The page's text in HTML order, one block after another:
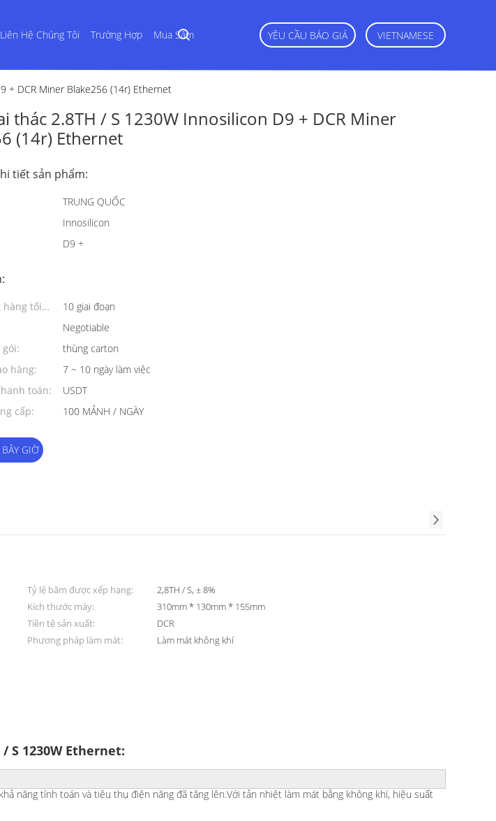
Liên Hệ Chúng Tôi Trường Hợp Mua Sắm YÊU CẦU BÁO GIÁ VIETNAMESE
+ DCR Miner Blake256 (14r) Ethernet
thác 2.8TH / S 1230W Innosilicon D9 + DCR Miner
(14r) Ethernet
tiết sản phẩm:
TRUNG QUỐC
Innosilicon
D9 +
hàng tối
10 giai đoạn
Negotiable
thùng carton
hàng:
7 ~ 10 ngày làm việc
toán:
USDT
cấp:
100 MẢNH / NGÀY
GIỜ
Tỷ lệ băm được xếp hạng:
2,8TH / S, ± 8%
Kích thước máy:
310mm * 130mm * 155mm
Tiền tệ sản xuất:
DCR
Phương pháp làm mát:
Làm mát không khí
S 1230W Ethernet:
năng tính toán và tiêu thụ điện năng đã tăng lên.Với tản nhiệt làm mát bằng không khí, hiệu suất